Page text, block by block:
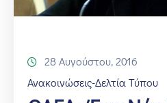
28 Αυγούστου, 2016
Ανακοινώσεις-Δελτία Τύπου